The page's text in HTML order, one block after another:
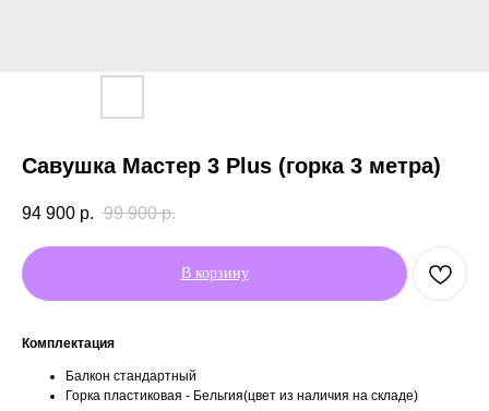
Савушка Мастер 3 Plus (горка 3 метра)
94 900 р. 99 900 р.
В корзину
Комплектация
Балкон стандартный
Горка пластиковая - Бельгия(цвет из наличия на складе)